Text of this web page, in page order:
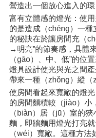
營造出一個放心進入的環
富有立體感的燈光：使
的是造成（chéng）一
的秘訣在於讓房間充（
→明亮”的節奏感，具體
（gāo）、中、低”的位
燈具設計使光與光之間
帶來一種（zhǒng）縱（
使房間看起來寬敞的燈
的房間麵積較（jiào）小
（biàn）居（jū）室的
麵，即牆麵用燈光打亮
（wéi）寬敞。這種方